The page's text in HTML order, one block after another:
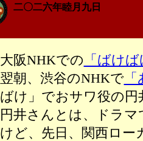
二〇二六年睦月九日
大阪NHKでの 「ばけ
翌朝、渋谷のNHKで「
ばけ」でおサワ役の
円井さんとは、ドラ
けど、先日、関西ロー